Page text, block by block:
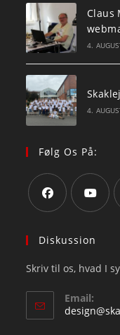
Claus
4.
4.
Følg Os På:
in
new
tab
in
new
Diskussion
Skriv til os, hvad I
Email: